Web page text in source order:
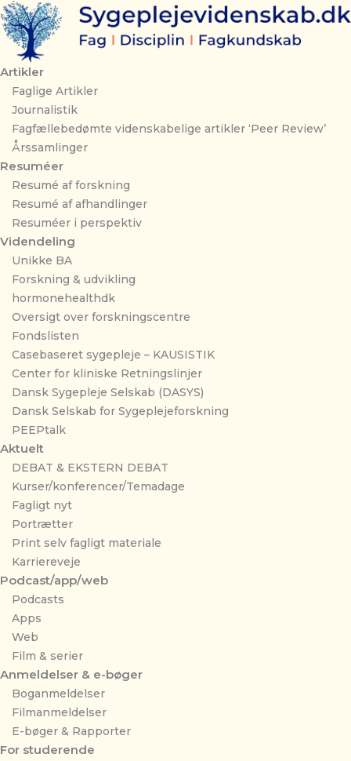
Gå
til
indholdet
Artikler
Faglige Artikler
Journalistik
Fagfællebedømte videnskabelige artikler ‘Peer Review’
Årssamlinger
Resuméer
Resumé af forskning
Resumé af afhandlinger
Resuméer i perspektiv
Videndeling
Unikke BA
Forskning & udvikling
hormonehealthdk
Oversigt over forskningscentre
Fondslisten
Casebaseret sygepleje – KAUSISTIK
Center for kliniske Retningslinjer
Dansk Sygepleje Selskab (DASYS)
Dansk Selskab for Sygeplejeforskning
PEEPtalk
Aktuelt
DEBAT & EKSTERN DEBAT
Kurser/konferencer/Temadage
Fagligt nyt
Portrætter
Print selv fagligt materiale
Karriereveje
Podcast/app/web
Podcasts
Apps
Web
Film & serier
Anmeldelser & e-bøger
Boganmeldelser
Filmanmeldelser
E-bøger & Rapporter
For studerende